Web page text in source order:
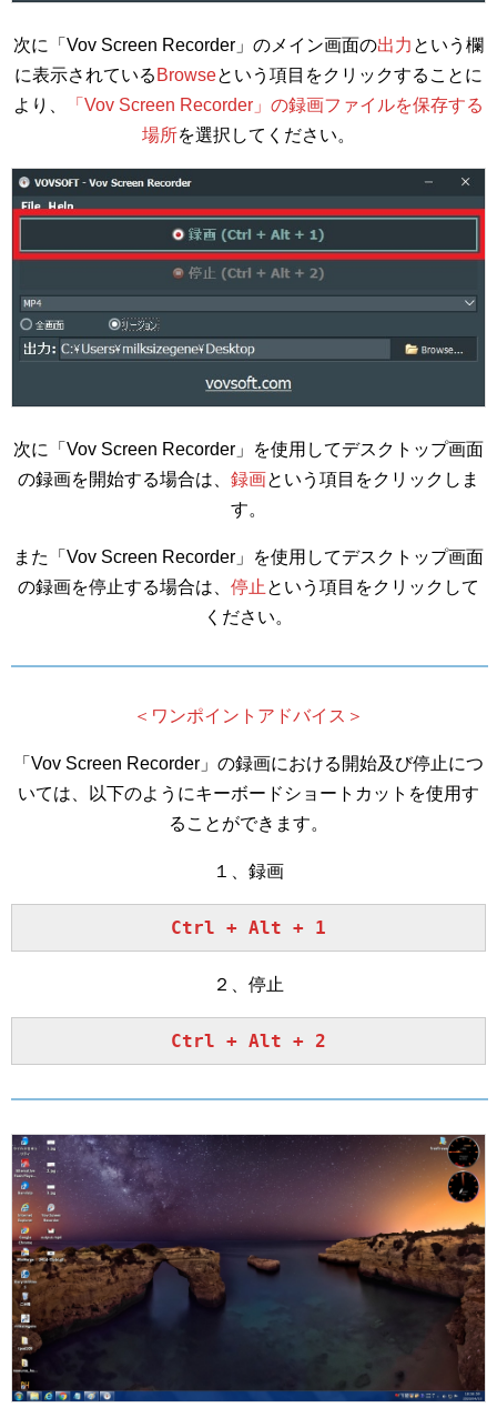
次に「Vov Screen Recorder」のメイン画面の出力 という欄
に表示されている Browseという項目をクリックすることに
より、
「Vov Screen Recorder」の録画ファイルを保存する
場所を選択してください。
次に「Vov Screen Recorder」を使用してデスクトップ画面
の録画を開始する場合は、 録画という項目をクリックしま
す。
また「Vov Screen Recorder」を使用してデスクトップ画面
の録画を停止する場合は、 停止 という項目をクリックして
ください。
＜ワンポイントアドバイス＞
「Vov Screen Recorder」の録画における開始及び停止につ
いては、以下のようにキーボードショートカットを使用す
ることができます。
１、録画
Ctrl + Alt + 1
２、停止
Ctrl + Alt + 2